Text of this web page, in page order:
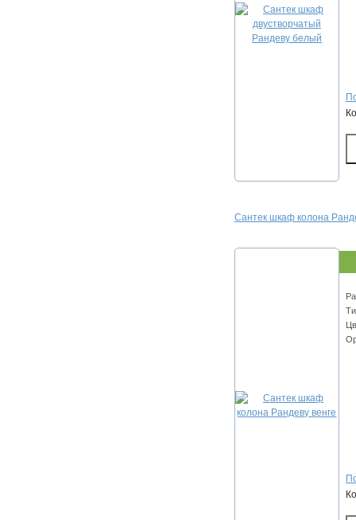
Сантек шкаф колона